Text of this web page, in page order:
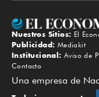
Nuestros Sitios: El
Publicidad: Mediakit
Institucional: Aviso de
Contacto
Una empresa de